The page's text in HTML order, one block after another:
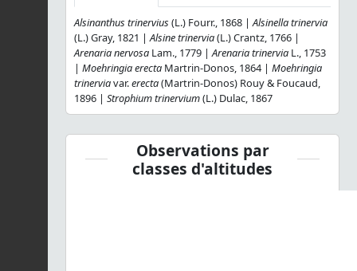
Alsinanthus trinervius (L.) Fourr., 1868 |Alsinella trinervia
(L.) Gray, 1821 |Alsine trinervia(L.) Crantz, 1766 |
Arenaria nervosa Lam., 1779 |Arenaria trinervia L., 1753
| Moehringia erecta Martrin-Donos, 1864 | Moehringia
trinerviavar.erecta(Martrin-Donos) Rouy & Foucaud,
1896 | Strophium trinervium(L.) Dulac, 1867
Observations par
classes d'altitudes